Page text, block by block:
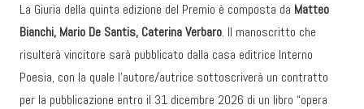
La Giuria della quinta edizione del Premio è composta da Matteo
Bianchi, Mario De Santis, Caterina Verbaro. Il manoscritto che
risulterà vincitore sarà pubblicato dalla casa editrice Interno
Poesia, con la quale l’autore/autrice sottoscriverà un contratto
per la pubblicazione entro il 31 dicembre 2026 di un libro “opera